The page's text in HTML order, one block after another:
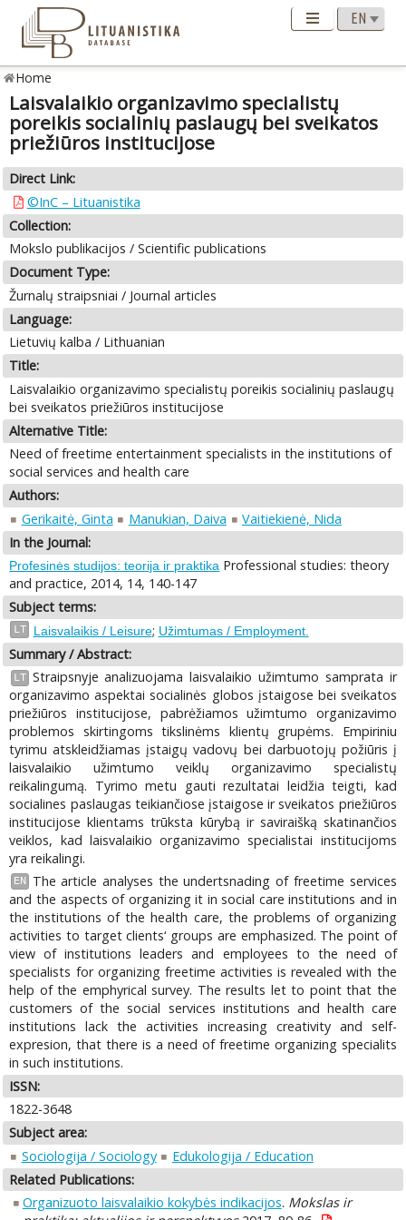
Home
Laisvalaikio organizavimo specialistų
poreikis socialinių paslaugų bei sveikatos
priežiūros institucijose
Direct Link:
©InC – Lituanistika
Collection:
Mokslo publikacijos / Scientific publications
Document Type:
Žurnalų straipsniai / Journal articles
Language:
Lietuvių kalba / Lithuanian
Title:
Laisvalaikio organizavimo specialistų poreikis socialinių paslaugų
bei sveikatos priežiūros institucijose
Alternative Title:
Need of freetime entertainment specialists in the institutions of
social services and health care
Authors:
Gerikaitė, Ginta
Manukian, Daiva
Vaitiekienė, Nida
In the Journal:
Profesinės studijos: teorija ir praktika Professional studies: theory
and practice, 2014, 14, 140-147
Subject terms:
LT Laisvalaikis / Leisure; Užimtumas / Employment.
Summary / Abstract:
LT Straipsnyje analizuojama laisvalaikio užimtumo samprata ir
organizavimo aspektai socialinės globos įstaigose bei sveikatos
priežiūros institucijose, pabrėžiamos užimtumo organizavimo
problemos skirtingoms tikslinėms klientų grupėms. Empiriniu
tyrimu atskleidžiamas įstaigų vadovų bei darbuotojų požiūris į
laisvalaikio užimtumo veiklų organizavimo specialistų
reikalingumą. Tyrimo metu gauti rezultatai leidžia teigti, kad
socialines paslaugas teikiančiose įstaigose ir sveikatos priežiūros
institucijose klientams trūksta kūrybą ir saviraišką skatinančios
veiklos, kad laisvalaikio organizavimo specialistai institucijoms
yra reikalingi.
EN
The article analyses the undertsnading of freetime services
and the aspects of organizing it in social care institutions and in
the institutions of the health care, the problems of organizing
activities to target clients‘ groups are emphasized. The point of
view of institutions leaders and employees to the need of
specialists for organizing freetime activities is revealed with the
help of the emphyrical survey. The results let to point that the
customers of the social services institutions and health care
institutions lack the activities increasing creativity and self-
expresion, that there is a need of freetime organizing specialits
in such institutions.
ISSN:
1822-3648
Subject area:
Sociologija / Sociology
Edukologija / Education
Related Publications:
Organizuoto laisvalaikio kokybės indikacijos. Mokslas ir